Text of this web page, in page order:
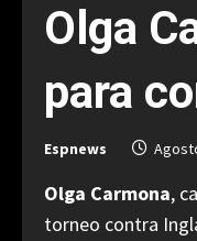
Olga
para
Espnews
Olga Carmona,
torneo contra